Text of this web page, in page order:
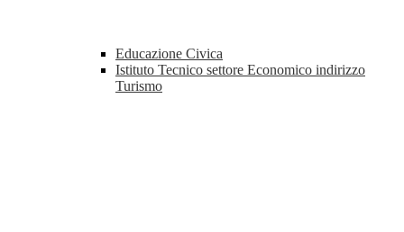
Educazione Civica
Istituto Tecnico settore Economico indirizzo
Turismo